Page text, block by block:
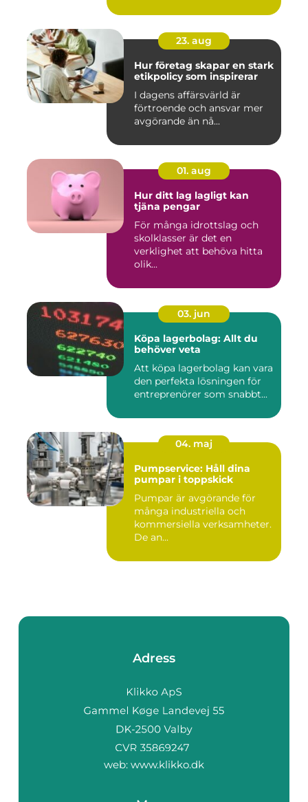
23. aug
Hur företag skapar en stark
etikpolicy som inspirerar
I dagens affärsvärld är
förtroende och ansvar mer
avgörande än nå...
01. aug
Hur ditt lag lagligt kan
tjäna pengar
För många idrottslag och
skolklasser är det en
verklighet att behöva hitta
olik...
03. jun
Köpa lagerbolag: Allt du
behöver veta
Att köpa lagerbolag kan vara
den perfekta lösningen för
entreprenörer som snabbt...
04. maj
Pumpservice: Håll dina
pumpar i toppskick
Pumpar är avgörande för
många industriella och
kommersiella verksamheter.
De an...
Adress
web: www.klikko.dk